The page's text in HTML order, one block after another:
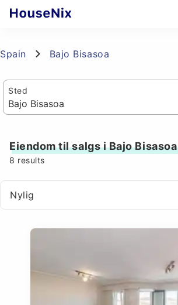
Spain Bajo Bisasoa
Sted
Eiendom til salgs i Bajo Bisasoa
8 results
Nylig